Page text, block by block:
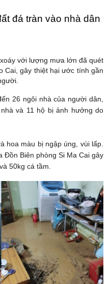
đá tràn vào nhà dân
với lượng mưa lớn đã quét
Cai, gây thiệt hại ước tính gần
26 ngôi nhà của người dân,
và 11 hộ bị ảnh hưởng do
hoa màu bị ngập úng, vùi lấp.
Đồn Biên phòng Si Ma Cai gây
50kg cá tầm.